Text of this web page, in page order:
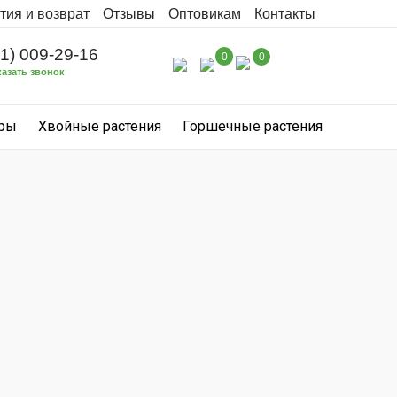
и возврат Отзывы Оптовикам Контакты
009-29-16
звонок
0 0
Хвойные растения Горшечные растения